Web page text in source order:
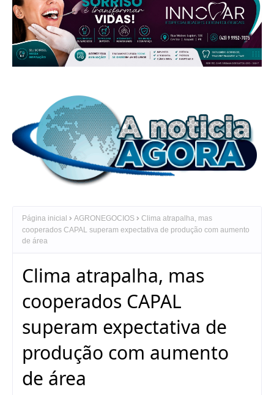
Página inicial AGRONEGOCIOS
Clima atrapalha, mas
cooperados CAPAL superam expectativa de produção com aumento
de área
Clima atrapalha, mas
cooperados CAPAL
superam expectativa de
produção com aumento
de área